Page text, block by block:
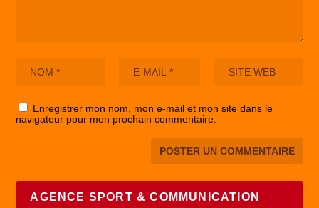
Enregistrer mon nom, mon e-mail et mon site dans le
navigateur pour mon prochain commentaire.
AGENCE SPORT & COMMUNICATION